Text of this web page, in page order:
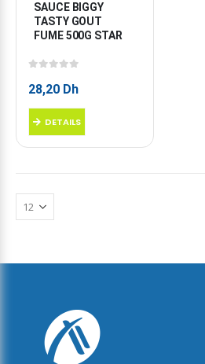
SAUCE BIGGY
TASTY GOUT
FUME 500G STAR
28,20 Dh
DETAILS